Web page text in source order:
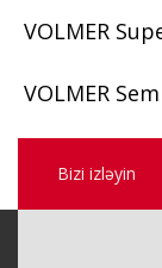
VOLMER
VOLMER
Bizi izləyin